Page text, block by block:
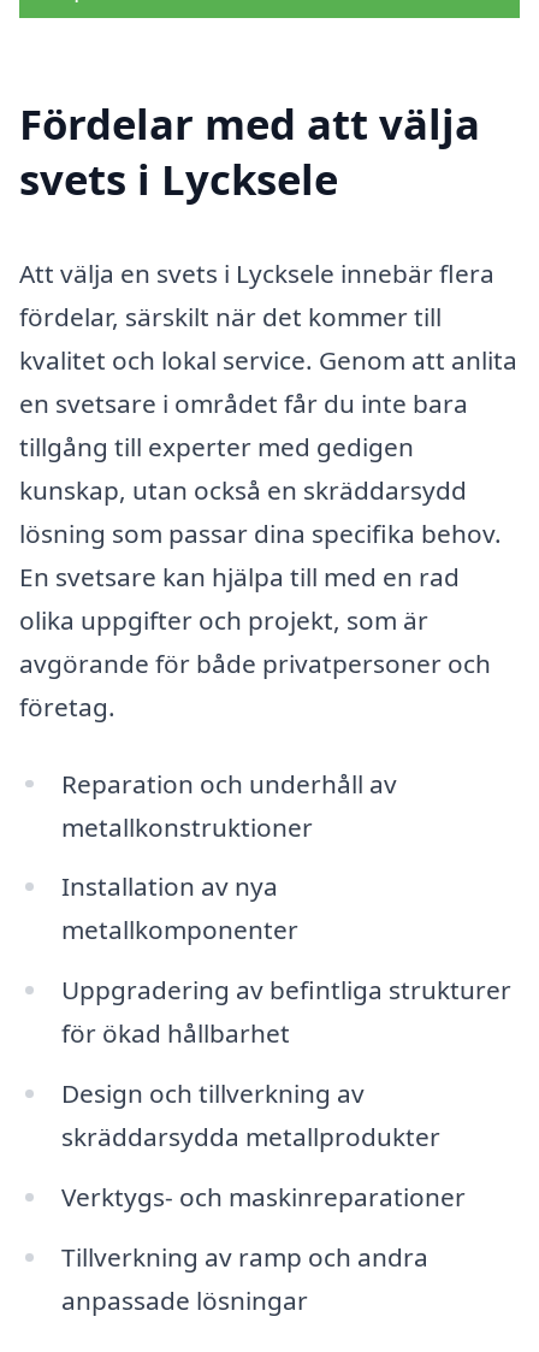
Fördelar med att välja
svets i Lycksele
Att välja en svets i Lycksele innebär flera
fördelar, särskilt när det kommer till
kvalitet och lokal service. Genom att anlita
en svetsare i området får du inte bara
tillgång till experter med gedigen
kunskap, utan också en skräddarsydd
lösning som passar dina specifika behov.
En svetsare kan hjälpa till med en rad
olika uppgifter och projekt, som är
avgörande för både privatpersoner och
företag.
Reparation och underhåll av
metallkonstruktioner
Installation av nya
metallkomponenter
Uppgradering av befintliga strukturer
för ökad hållbarhet
Design och tillverkning av
skräddarsydda metallprodukter
Verktygs- och maskinreparationer
Tillverkning av ramp och andra
anpassade lösningar